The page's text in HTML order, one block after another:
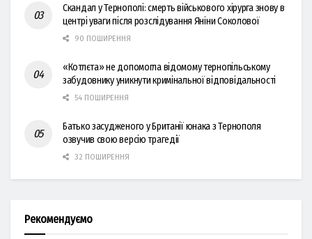
Скандал у Тернополі: смерть військового хірурга знову в
центрі уваги після розслідування Яніни Соколової
90 ПОШИРЕННЯ
«Котлєта» не допомогла відомому тернопільському
забудовнику уникнути кримінальної відповідальності
54 ПОШИРЕННЯ
Батько засудженого у Британії юнака з Тернополя
озвучив свою версію трагедії
32 ПОШИРЕННЯ
Рекомендуємо